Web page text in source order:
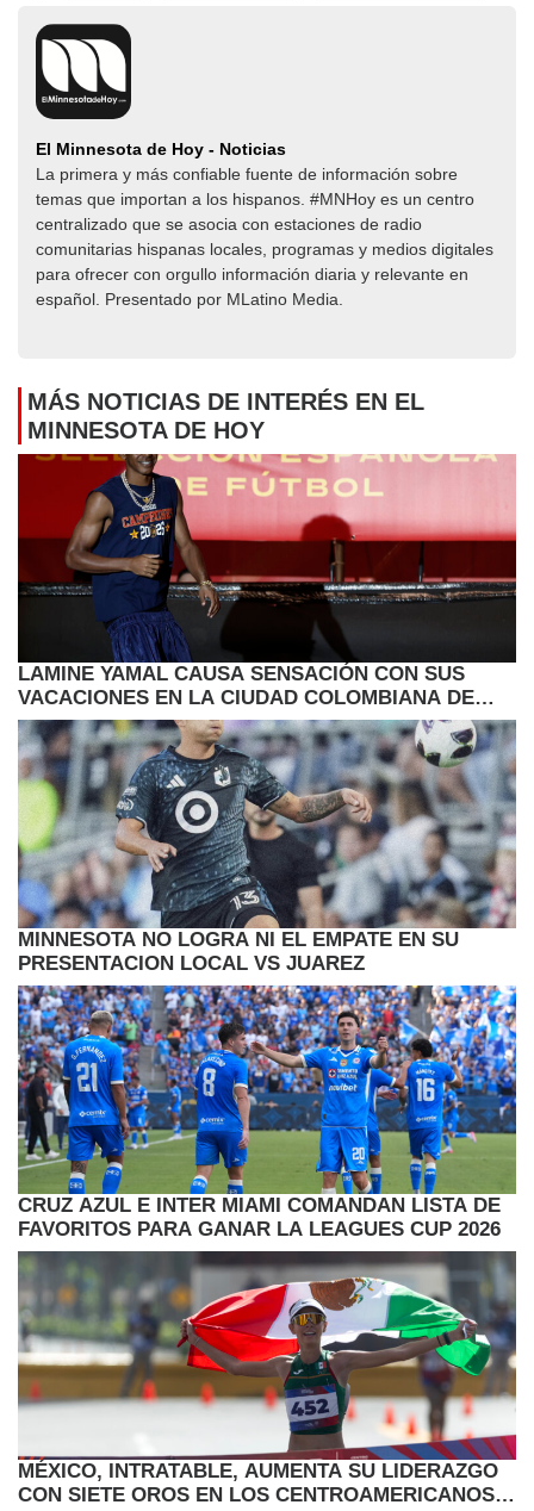
El Minnesota de Hoy - Noticias
La primera y más confiable fuente de información sobre
temas que importan a los hispanos. #MNHoy es un centro
centralizado que se asocia con estaciones de radio
comunitarias hispanas locales, programas y medios digitales
para ofrecer con orgullo información diaria y relevante en
español. Presentado por MLatino Media.
MÁS NOTICIAS DE INTERÉS EN EL
MINNESOTA DE HOY
LAMINE YAMAL CAUSA SENSACIÓN CON SUS
VACACIONES EN LA CIUDAD COLOMBIANA DE
CARTAGENA
MINNESOTA NO LOGRA NI EL EMPATE EN SU
PRESENTACION LOCAL VS JUAREZ
CRUZ AZUL E INTER MIAMI COMANDAN LISTA DE
FAVORITOS PARA GANAR LA LEAGUES CUP 2026
MÉXICO, INTRATABLE, AUMENTA SU LIDERAZGO
CON SIETE OROS EN LOS CENTROAMERICANOS Y